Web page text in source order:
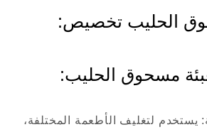
الحليب تخصيص:
يستخدم لتغليف الأطعمة المختلفة،